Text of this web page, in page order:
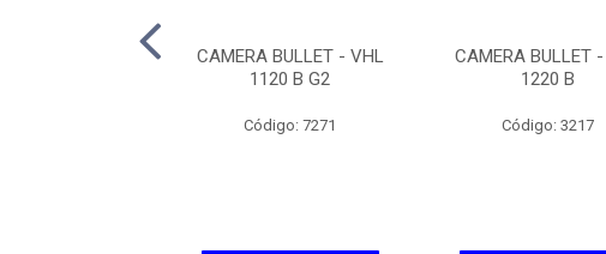
CAMERA BULLET - VHL
1120 B G2
Código: 7271
CAMERA BULLET
1220 B
Código: 3217